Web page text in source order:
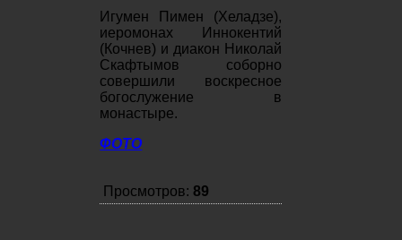
Игумен Пимен (Хеладзе),
иеромонах Иннокентий
(Кочнев) и диакон Николай
Скафтымов соборно
совершили воскресное
богослужение в
монастыре.
ФОТО
Просмотров: 89